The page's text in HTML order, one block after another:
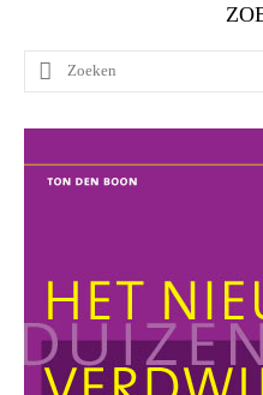
Zoeken
naar: